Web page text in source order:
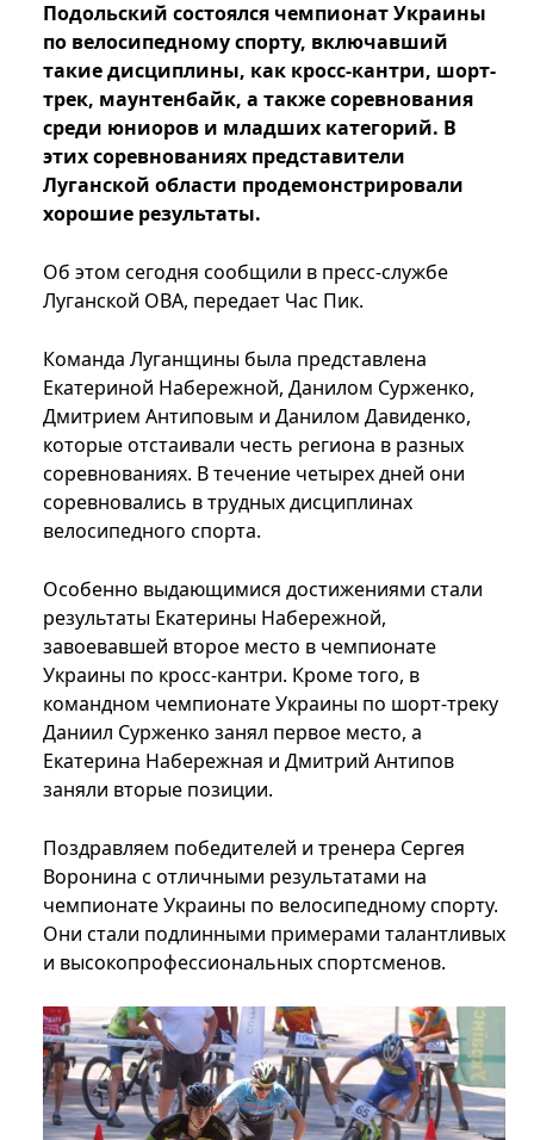
Подольский состоялся чемпионат Украины
по велосипедному спорту, включавший
такие дисциплины, как кросс-кантри, шорт-
трек, маунтенбайк, а также соревнования
среди юниоров и младших категорий. В
этих соревнованиях представители
Луганской области продемонстрировали
хорошие результаты.
Об этом сегодня сообщили в пресс-службе
Луганской ОВА, передает Час Пик.
Команда Луганщины была представлена
Екатериной Набережной, Данилом Сурженко,
Дмитрием Антиповым и Данилом Давиденко,
которые отстаивали честь региона в разных
соревнованиях. В течение четырех дней они
соревновались в трудных дисциплинах
велосипедного спорта.
Особенно выдающимися достижениями стали
результаты Екатерины Набережной,
завоевавшей второе место в чемпионате
Украины по кросс-кантри. Кроме того, в
командном чемпионате Украины по шорт-треку
Даниил Сурженко занял первое место, а
Екатерина Набережная и Дмитрий Антипов
заняли вторые позиции.
Поздравляем победителей и тренера Сергея
Воронина с отличными результатами на
чемпионате Украины по велосипедному спорту.
Они стали подлинными примерами талантливых
и высокопрофессиональных спортсменов.